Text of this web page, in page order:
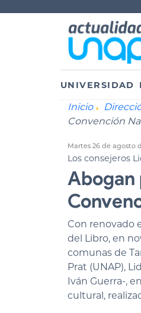
UNIVERSIDAD
Inicio
Convención
Martes 26 de agosto
Los consejeros
Abogan
Con renovado
del Libro, en
comunas de
Prat (UNAP),
Iván Guerra-,
cultural,